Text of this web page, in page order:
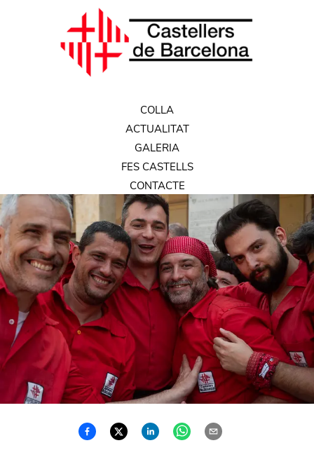
COLLA
ACTUALITAT
GALERIA
FES CASTELLS
CONTACTE